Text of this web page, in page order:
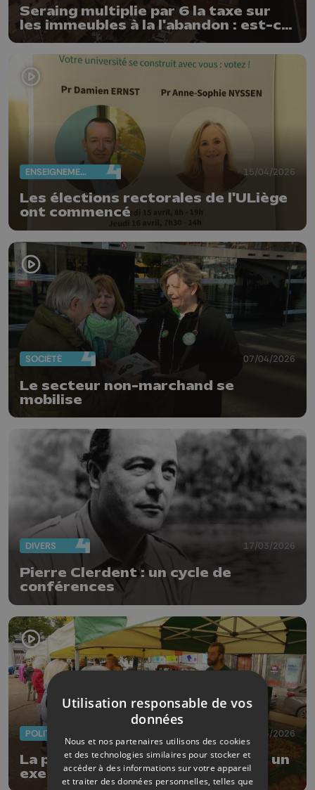
Seraing multiplie par 6 la taxe sur
les immeubles à la l'abandon : est-ce
un succès ?
ENSEIGNEMENT 15/04/2026
Les élections rectorales de l'ULiège
ont commencé
SOCIÉTÉ 07/04/2026
Le secteur non-marchand se
mobilise
DIVERS 17/03/2026
Pierre Clerdent : un cycle de
conférences
POLITIQUE 11/03/2026
La politique alimentaire de Liège, un
exemple européen ?
Utilisation responsable de vos
données
Nous et nos partenaires utilisons des cookies
et des technologies similaires pour stocker et
accéder à des informations sur votre appareil
et traiter des données personnelles, telles que